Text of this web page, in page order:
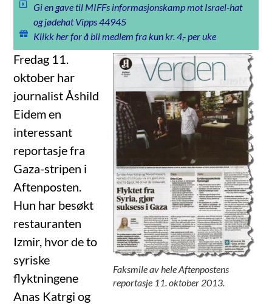
Gi en gave til MIFFs informasjonskamp mot Israel-hat
og jødehat Vipps 44945
Klikk her for å bli medlem fra kun kr. 4,- per uke
Faksmile av hele Aftenpostens
reportasje 11. oktober 2013.
Fredag 11.
oktober har
journalist Åshild
Eidem en
interessant
reportasje fra
Gaza-stripen i
Aftenposten.
Hun har besøkt
restauranten
Izmir, hvor de to
syriske
flyktningene
Anas Katrgi og